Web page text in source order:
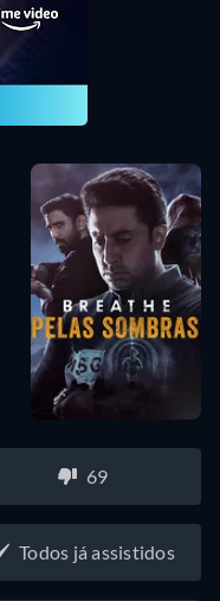
69
Todos já assistidos